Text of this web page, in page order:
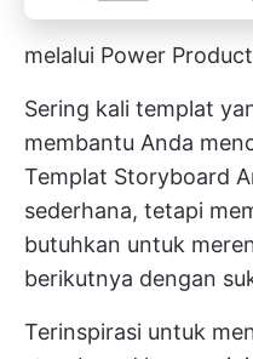
melalui Power
Sering kali templat
membantu Anda
Templat Storyboard
sederhana, tetapi
butuhkan untuk
berikutnya dengan
Terinspirasi untuk